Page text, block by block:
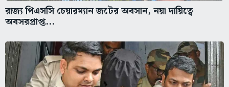
রাজ্য পিএসসি চেয়ারম্যান জটের অবসান, নয়া দায়িত্বে
অবসরপ্রাপ্ত...